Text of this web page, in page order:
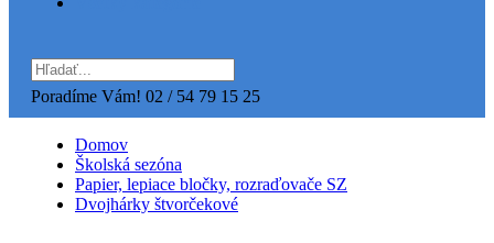
Poradíme Vám! 02 / 54 79 15 25
Domov
Školská sezóna
Papier, lepiace bločky, rozraďovače SZ
Dvojhárky štvorčekové